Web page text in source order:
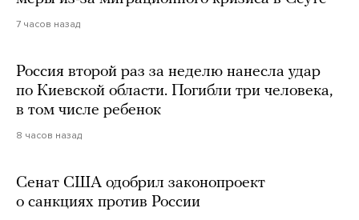
7 часов назад
Россия второй раз за неделю нанесла удар
по Киевской области. Погибли три человека,
в том числе ребенок
8 часов назад
Сенат США одобрил законопроект
о санкциях против России